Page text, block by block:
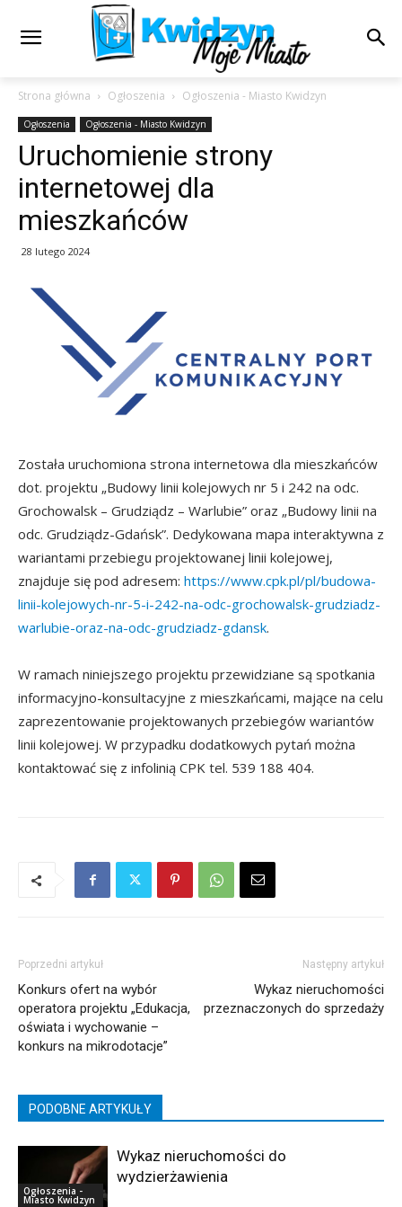
Strona główna Ogłoszenia Ogłoszenia - Miasto Kwidzyn
Ogłoszenia Ogłoszenia - Miasto Kwidzyn
Uruchomienie strony
internetowej dla
mieszkańców
28 lutego 2024
Została uruchomiona strona internetowa dla mieszkańców
dot. projektu „Budowy linii kolejowych nr 5 i 242 na odc.
Grochowalsk – Grudziądz – Warlubie” oraz „Budowy linii na
odc. Grudziądz-Gdańsk”. Dedykowana mapa interaktywna z
wariantami przebiegu projektowanej linii kolejowej,
znajduje się pod adresem: https://www.cpk.pl/pl/budowa-
linii-kolejowych-nr-5-i-242-na-odc-grochowalsk-grudziadz-
warlubie-oraz-na-odc-grudziadz-gdansk.
W ramach niniejszego projektu przewidziane są spotkania
informacyjno-konsultacyjne z mieszkańcami, mające na celu
zaprezentowanie projektowanych przebiegów wariantów
linii kolejowej. W przypadku dodatkowych pytań można
kontaktować się z infolinią CPK tel. 539 188 404.
Poprzedni artykuł
Konkurs ofert na wybór
operatora projektu „Edukacja,
oświata i wychowanie –
konkurs na mikrodotacje”
Następny artykuł
Wykaz nieruchomości
przeznaczonych do sprzedaży
PODOBNE ARTYKUŁY
Ogłoszenia -
Miasto Kwidzyn
Wykaz nieruchomości do
wydzierżawienia